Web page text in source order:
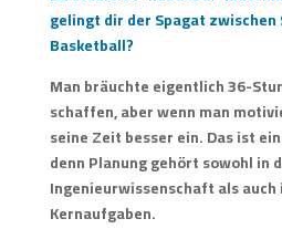
gelingt dir der Spagat zwischen
Basketball?
Man bräuchte eigentlich 36-
schaffen, aber wenn man
seine Zeit besser ein. Das ist
denn Planung gehört sowohl in
Ingenieurwissenschaft als
Kernaufgaben.